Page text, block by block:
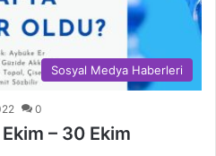
Sosyal Medya Haberleri
0
– 30 Ekim